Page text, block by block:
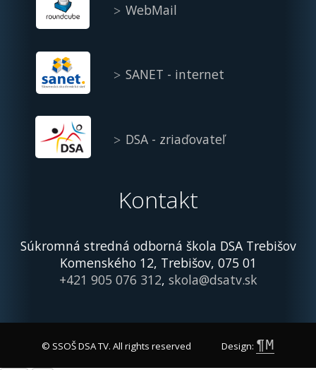
WebMail
SANET - internet
DSA - zriaďovateľ
Kontakt
Súkromná stredná odborná škola DSA Trebišov
Komenského 12, Trebišov, 075 01
+421 905 076 312, skola@dsatv.sk
© SSOŠ DSA TV. All rights reserved Design: ¶M